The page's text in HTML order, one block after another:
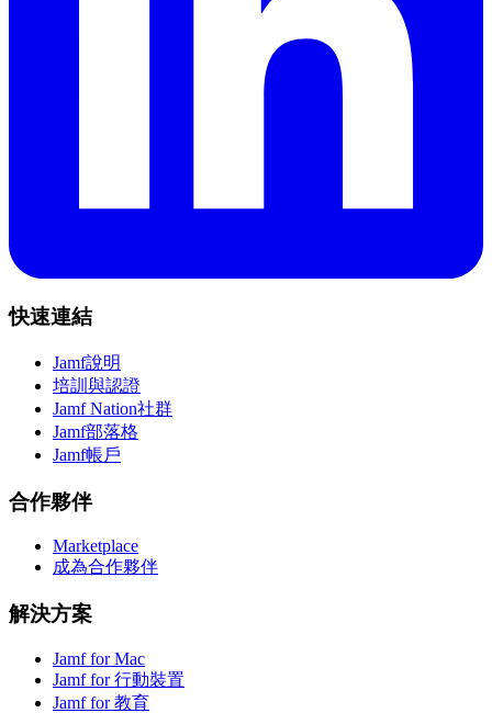
快速連結
Jamf說明
培訓與認證
Jamf Nation社群
Jamf部落格
Jamf帳戶
合作夥伴
Marketplace
成為合作夥伴
解決方案
Jamf for Mac
Jamf for 行動裝置
Jamf for 教育